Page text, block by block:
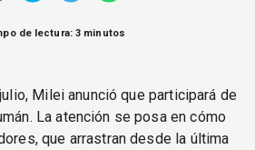
de lectura: 3 minutos
Milei anunció que participará de
La atención se posa en cómo
que arrastran desde la última